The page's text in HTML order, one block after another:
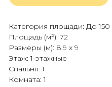
Категория площади: До 150
Площадь (м²): 72
Размеры (м): 8,9 х 9
Этаж: 1-этажные
Спальня: 1
Комната: 1